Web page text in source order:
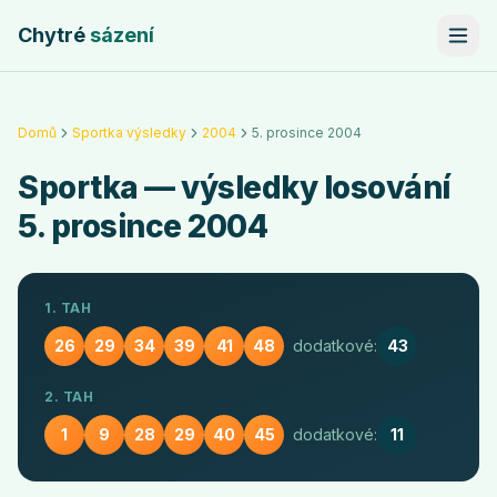
Chytrésázení
Domů Sportka výsledky 2004 5. prosince 2004
Sportka — výsledky losování
5. prosince 2004
1. TAH
26 29 34 39 41 48 dodatkové: 43
2. TAH
1 9 28 29 40 45 dodatkové: 11